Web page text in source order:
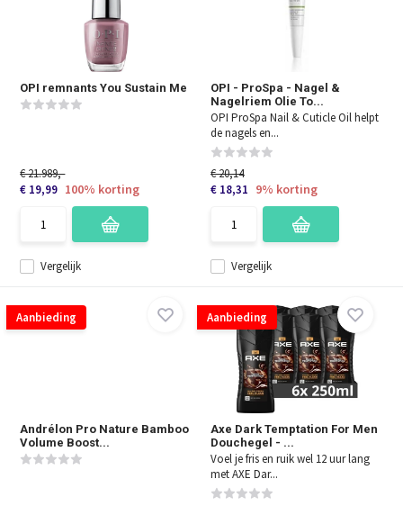
OPI remnants You Sustain Me
Vergelijk
€ 21.989,-
€ 19,99 100% korting
OPI - ProSpa - Nagel &
Nagelriem Olie To...
OPI ProSpa Nail & Cuticle Oil helpt
de nagels en...
Vergelijk
€ 20,14
€ 18,31 9% korting
Aanbieding
Andrélon Pro Nature Bamboo
Volume Boost...
Aanbieding
Axe Dark Temptation For Men
Douchegel - ...
Voel je fris en ruik wel 12 uur lang
met AXE Dar...